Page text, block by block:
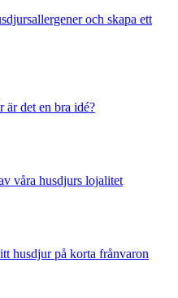
och skapa ett
är det en bra idé?
våra husdjurs lojalitet
husdjur på korta frånvaron